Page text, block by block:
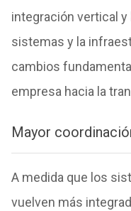
integración vertical
sistemas y la
cambios
empresa hacia la
Mayor
A medida que los
vuelven más